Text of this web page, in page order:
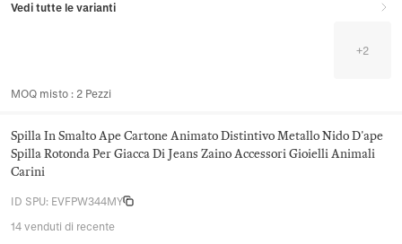
Vedi tutte le varianti
+2
MOQ misto : 2 Pezzi
Spilla In Smalto Ape Cartone Animato Distintivo Metallo Nido D'ape
Spilla Rotonda Per Giacca Di Jeans Zaino Accessori Gioielli Animali
Carini
ID SPU: EVFPW344MY
14 venduti di recente